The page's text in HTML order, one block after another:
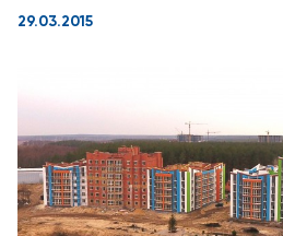
29.03.2015